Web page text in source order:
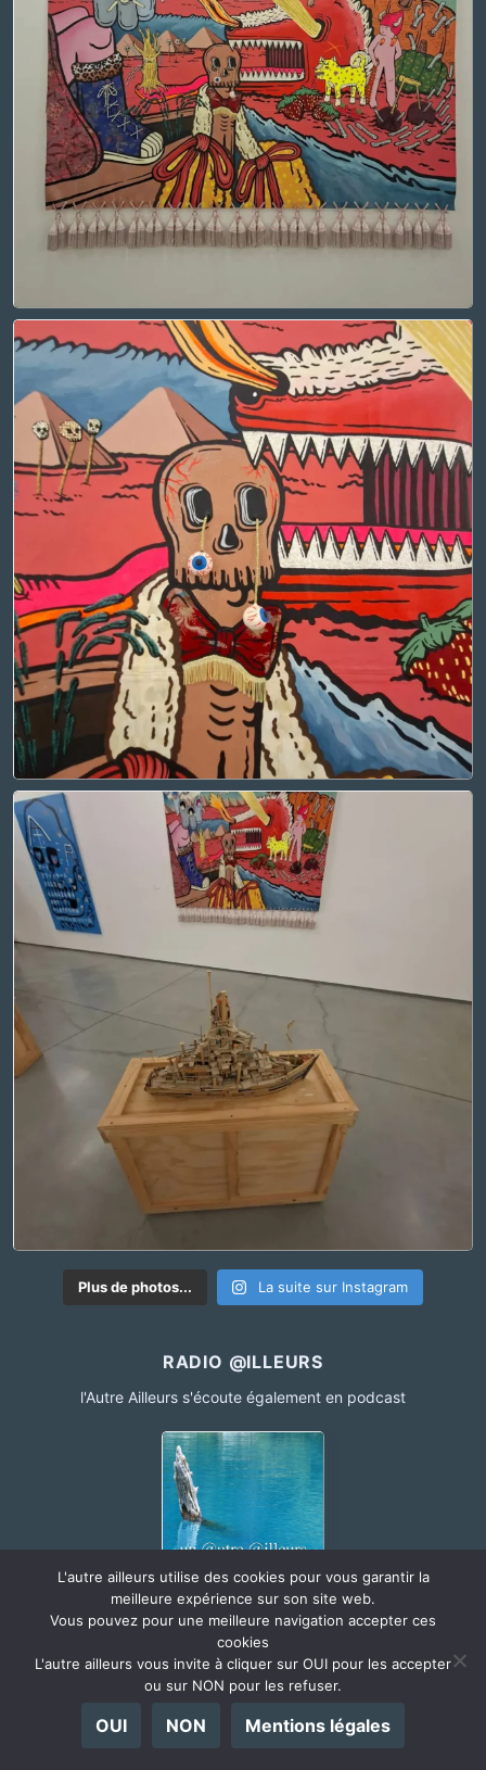
Plus de photos... La suite sur Instagram
RADIO @ILLEURS
l'Autre Ailleurs s'écoute également en podcast
toutes les explications en cliquant ici
L'autre ailleurs utilise des cookies pour vous garantir la
meilleure expérience sur son site web.
Vous pouvez pour une meilleure navigation accepter ces
cookies
L'autre ailleurs vous invite à cliquer sur OUI pour les accepter
ou sur NON pour les refuser.
OUI NON Mentions légales